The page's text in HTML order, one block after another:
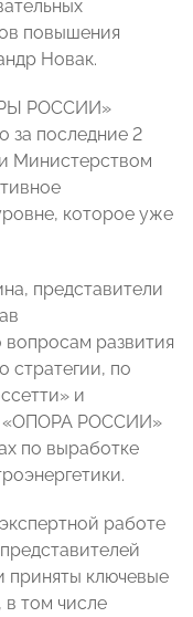
повышения
Новак.
РОССИИ»
за последние 2
Министерством
которое уже
представители
развития
стратегии, по
и
«ОПОРА РОССИИ»
по выработке
работе
ключевые
в том числе